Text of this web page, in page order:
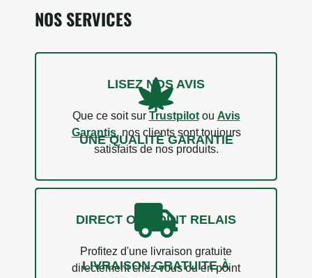
NOS SERVICES
UNE QUALITÉ GARANTIE
LISEZ NOS AVIS
Que ce soit sur Trustpilotou Avis
Garantis, nos clients sont toujours
satisfaits de nos produits.
LIVRAISON GRATUITE À
DIRECT OU POINT RELAIS
Profitez d'une livraison gratuite
directement chez vous ou en point